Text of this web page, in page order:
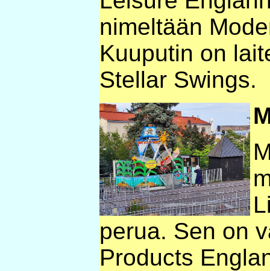
nimeltään
Kuuputin on
Stellar Swings.
perua. Sen on
Products